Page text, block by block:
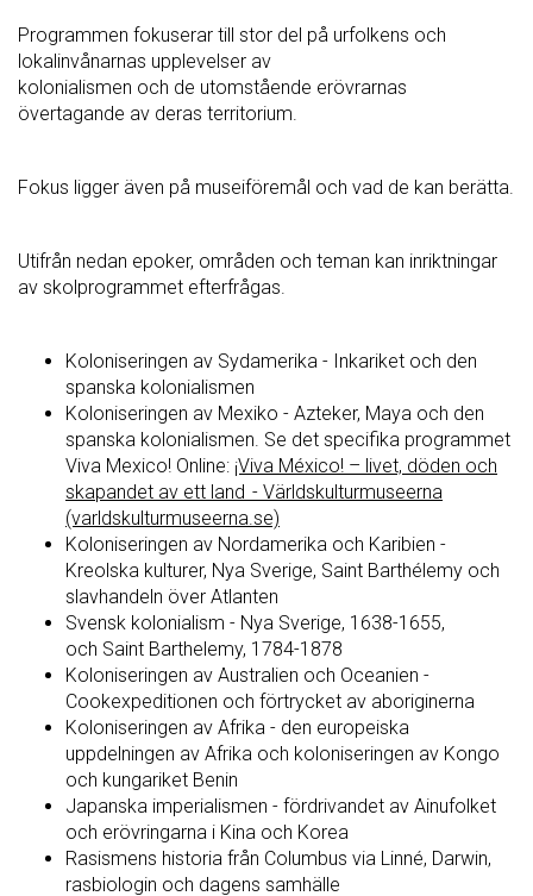
Programmen fokuserar till stor del på urfolkens och
lokalinvånarnas upplevelser av
kolonialismen och de utomstående erövrarnas
övertagande av deras territorium.
Fokus ligger även på museiföremål och vad de kan berätta.
Utifrån nedan epoker, områden och teman kan inriktningar
av skolprogrammet efterfrågas.
Koloniseringen av Sydamerika - Inkariket och den
spanska kolonialismen
Koloniseringen av Mexiko - Azteker, Maya och den
spanska kolonialismen. Se det specifika programmet
Viva Mexico! Online: ¡Viva México! – livet, döden och
skapandet av ett land - Världskulturmuseerna
(varldskulturmuseerna.se)
Koloniseringen av Nordamerika och Karibien -
Kreolska kulturer, Nya Sverige, Saint Barthélemy och
slavhandeln över Atlanten
Svensk kolonialism - Nya Sverige, 1638-1655,
och Saint Barthelemy, 1784-1878
Koloniseringen av Australien och Oceanien -
Cookexpeditionen och förtrycket av aboriginerna
Koloniseringen av Afrika - den europeiska
uppdelningen av Afrika och koloniseringen av Kongo
och kungariket Benin
Japanska imperialismen - fördrivandet av Ainufolket
och erövringarna i Kina och Korea
Rasismens historia från Columbus via Linné, Darwin,
rasbiologin och dagens samhälle